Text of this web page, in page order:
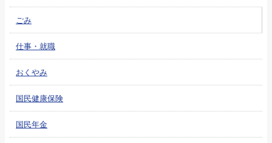
ごみ
仕事・就職
おくやみ
国民健康保険
国民年金